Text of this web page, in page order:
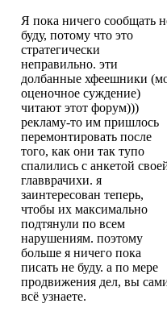
Я пока ничего сообщать
буду, потому что это
стратегически
неправильно. эти
долбанные хфеешники
оценочное суждение)
читают этот форум)))
рекламу-то им пришлось
перемонтировать после
того, как они так тупо
спалились с анкетой
главврачихи. я
заинтересован теперь,
чтобы их максимально
подтянули по всем
нарушениям. поэтому
больше я ничего пока
писать не буду. а по мере
продвижения дел, вы
всё узнаете.